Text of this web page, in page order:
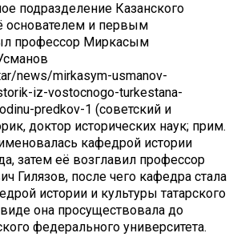
подразделение Казанского
основателем и первым
профессор Миркасым
news/mirkasym-usmanov-
iz-vostocnogo-turkestana-
predkov-1 (советский и
доктор исторических наук; прим.
кафедрой истории
затем её возглавил профессор
Гилязов, после чего кафедра стала
истории и культуры татарского
она просуществовала до
федерального университета.